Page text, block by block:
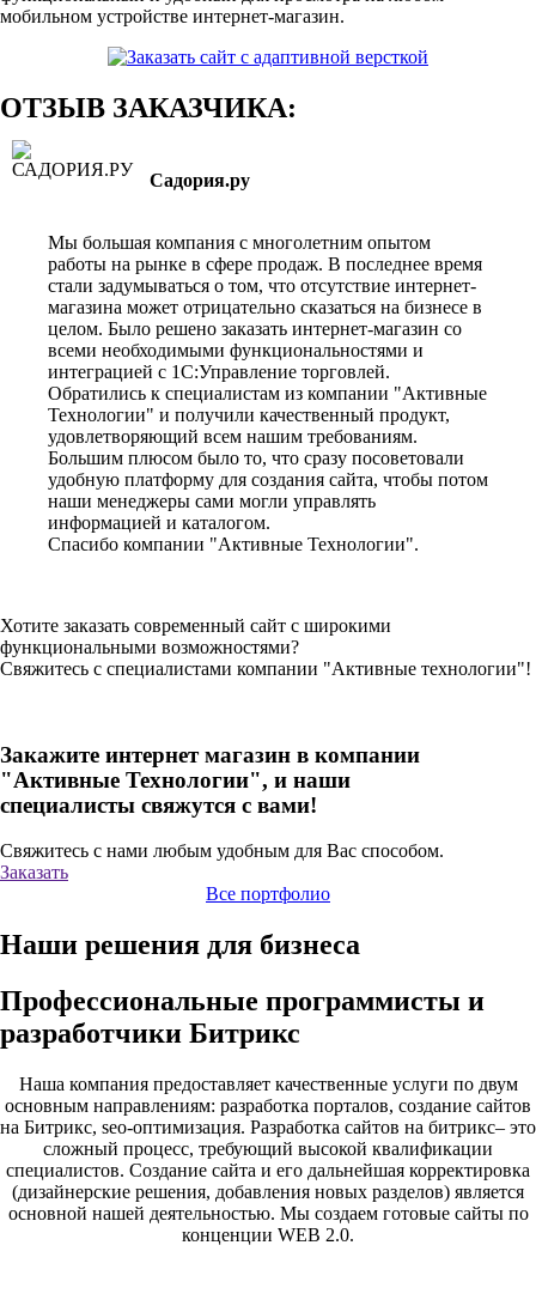
мобильном устройстве интернет-магазин.
ОТЗЫВ ЗАКАЗЧИКА:
Садория.ру
Мы большая компания с многолетним опытом
работы на рынке в сфере продаж. В последнее время
стали задумываться о том, что отсутствие интернет-
магазина может отрицательно сказаться на бизнесе в
целом. Было решено заказать интернет-магазин со
всеми необходимыми функциональностями и
интеграцией с 1С:Управление торговлей.
Обратились к специалистам из компании "Активные
Технологии" и получили качественный продукт,
удовлетворяющий всем нашим требованиям.
Большим плюсом было то, что сразу посоветовали
удобную платформу для создания сайта, чтобы потом
наши менеджеры сами могли управлять
информацией и каталогом.
Спасибо компании "Активные Технологии".
Хотите заказать современный сайт с широкими
функциональными возможностями?
Свяжитесь с специалистами компании "Активные технологии"!
Закажите интернет магазин в компании
"Активные Технологии", и наши
специалисты свяжутся с вами!
Свяжитесь с нами любым удобным для Вас способом.
Заказать
Все портфолио
Наши решения для бизнеса
Профессиональные программисты и
разработчики Битрикс
Наша компания предоставляет качественные услуги по двум
основным направлениям: разработка порталов, создание сайтов
на Битрикс, seo-оптимизация. Разработка сайтов на битрикс– это
сложный процесс, требующий высокой квалификации
специалистов. Создание сайта и его дальнейшая корректировка
(дизайнерские решения, добавления новых разделов) является
основной нашей деятельностью. Мы создаем готовые сайты по
конценции WEB 2.0.